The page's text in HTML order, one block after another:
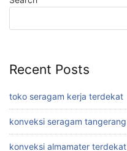
Recent Posts
toko seragam kerja terdekat
konveksi seragam tangerang
konveksi almamater terdekat